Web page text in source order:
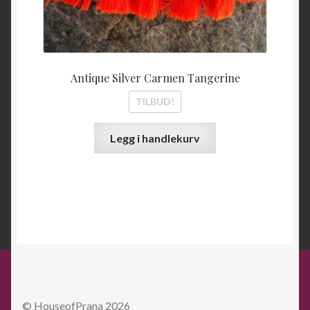
Antique Silver Carmen Tangerine
TILBUD!
Legg i handlekurv
© HouseofPrana 2026